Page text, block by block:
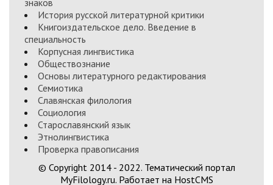
знаков
История русской литературной критики
Книгоиздательское дело. Введение в
специальность
Корпусная лингвистика
Обществознание
Основы литературного редактирования
Семиотика
Славянская филология
Социология
Старославянский язык
Этнолингвистика
Проверка правописания
© Copyright 2014 - 2022. Тематический портал
MyFilology.ru. Работает на HostCMS